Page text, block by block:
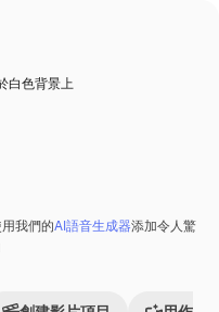
白色背景上
我們的AI語音生成器添加令人驚